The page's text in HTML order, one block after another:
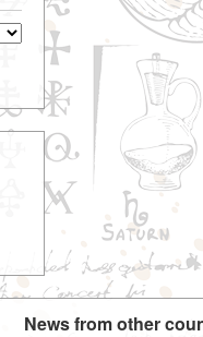
News from other